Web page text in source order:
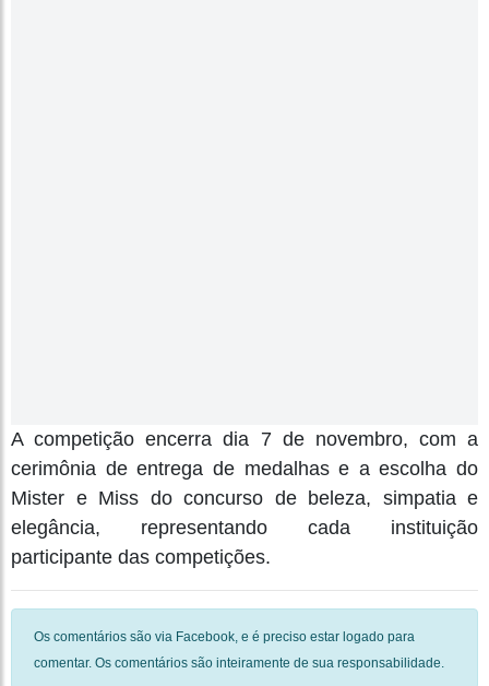
A competição encerra dia 7 de novembro, com a
cerimônia de entrega de medalhas e a escolha do
Mister e Miss do concurso de beleza, simpatia e
elegância, representando cada instituição
participante das competições.
Os comentários são via Facebook, e é preciso estar logado para
comentar. Os comentários são inteiramente de sua responsabilidade.